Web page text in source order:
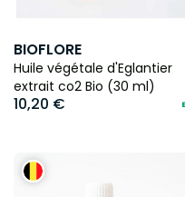
BIOFLORE
Huile végétale d'Eglantier
extrait co2 Bio (30 ml)
10,20 €